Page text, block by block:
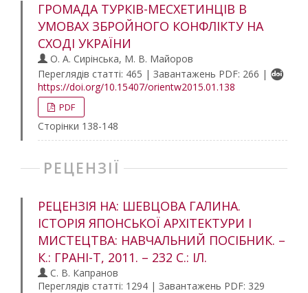
ГРОМАДА ТУРКІВ-МЕСХЕТИНЦІВ В
УМОВАХ ЗБРОЙНОГО КОНФЛІКТУ НА
СХОДІ УКРАЇНИ
О. А. Сирінська, М. В. Майоров
Переглядів статті: 465 | Завантажень PDF: 266 |
https://doi.org/10.15407/orientw2015.01.138
PDF
Сторінки 138-148
РЕЦЕНЗІЇ
РЕЦЕНЗІЯ НА: ШЕВЦОВА ГАЛИНА.
ІСТОРІЯ ЯПОНСЬКОЇ АРХІТЕКТУРИ І
МИСТЕЦТВА: НАВЧАЛЬНИЙ ПОСІБНИК. –
К.: ГРАНІ-Т, 2011. – 232 С.: ІЛ.
С. В. Капранов
Переглядів статті: 1294 | Завантажень PDF: 329